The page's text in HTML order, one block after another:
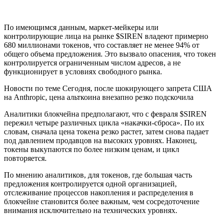
По имеющимся данным, маркет-мейкеры или
контролирующие лица на рынке $SIREN владеют примерно
680 миллионами токенов, что составляет не менее 94% от
общего объема предложения. Это вызвало опасения, что токен
контролируется ограниченным числом адресов, а не
функционирует в условиях свободного рынка.
Новости по теме Сегодня, после шокирующего запрета США
на Anthropic, цена альткоина внезапно резко подскочила
Аналитики блокчейна предполагают, что с февраля $SIREN
пережил четыре различных цикла «накачки-сброса». По их
словам, сначала цена токена резко растет, затем снова падает
под давлением продавцов на высоких уровнях. Наконец,
токены выкупаются по более низким ценам, и цикл
повторяется.
По мнению аналитиков, для токенов, где большая часть
предложения контролируется одной организацией,
отслеживание процессов накопления и распределения в
блокчейне становится более важным, чем сосредоточение
внимания исключительно на технических уровнях.